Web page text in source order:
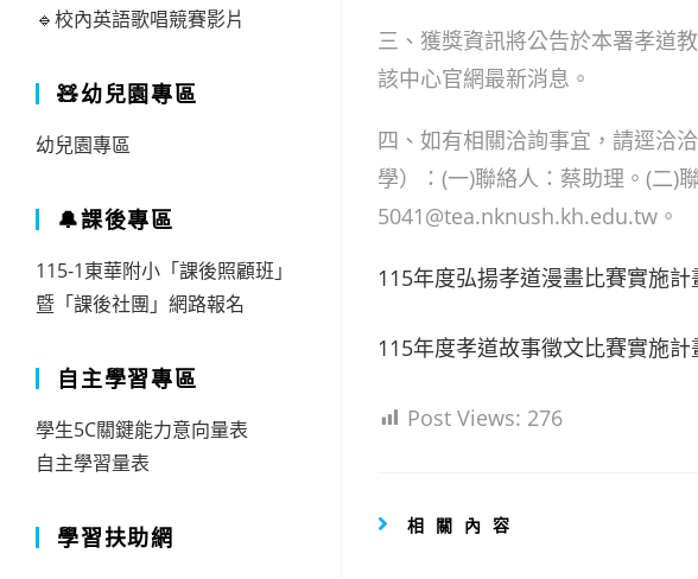
三、獲獎資訊將公告於本署孝道
該中心官網最新消息。
四、如有相關洽詢事宜，請逕洽
學）：(一)聯絡人：蔡助理。(二)
5041@tea.nknush.kh.edu.tw。
115年度弘揚孝道漫畫比賽實施計
115年度孝道故事徵文比賽實施計
Post Views: 276
相關內容
🔹校內英語歌唱競賽影片
🧸幼兒園專區
幼兒園專區
🔔課後專區
115-1東華附小「課後照顧班」
暨「課後社團」網路報名
自主學習專區
學生5C關鍵能力意向量表
自主學習量表
學習扶助網